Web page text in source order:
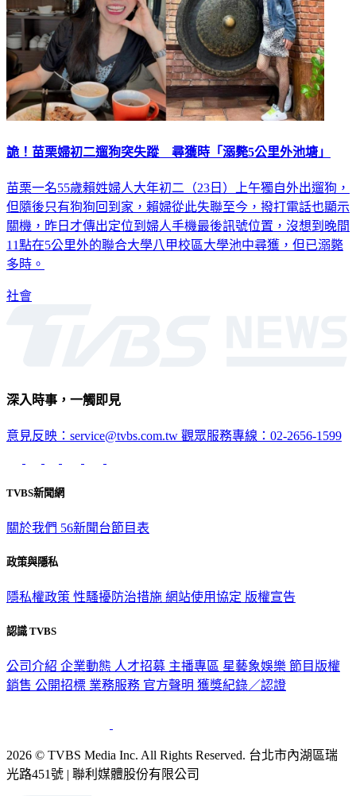
詭！苗栗婦初二遛狗突失蹤 尋獲時「溺斃5公里外池塘」
苗栗一名55歲賴姓婦人大年初二（23日）上午獨自外出遛狗，
但隨後只有狗狗回到家，賴婦從此失聯至今，撥打電話也顯示
關機，昨日才傳出定位到婦人手機最後訊號位置，沒想到晚間
11點在5公里外的聯合大學八甲校區大學池中尋獲，但已溺斃
多時。
社會
深入時事，一觸即見
意見反映：service@tvbs.com.tw 觀眾服務專線：02-2656-1599
TVBS新聞網
關於我們 56新聞台節目表
政策與隱私
隱私權政策 性騷擾防治措施 網站使用協定 版權宣告
認識 TVBS
公司介紹 企業動態 人才招募 主播專區 星藝象娛樂 節目版權
銷售 公開招標 業務服務 官方聲明 獲獎紀錄／認證
2026 © TVBS Media Inc. All Rights Reserved. 台北市內湖區瑞
光路451號 | 聯利媒體股份有限公司